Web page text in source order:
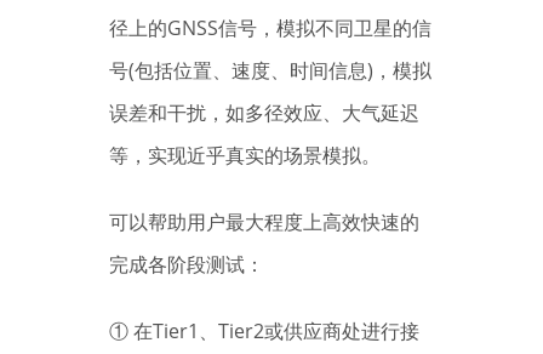
径上的GNSS信号，模拟不同卫星的信
号(包括位置、速度、时间信息)，模拟
误差和干扰，如多径效应、大气延迟
等，实现近乎真实的场景模拟。
可以帮助用户最大程度上高效快速的
完成各阶段测试：
① 在Tier1、Tier2或供应商处进行接